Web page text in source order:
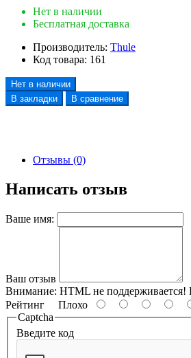
Нет в наличии
Бесплатная доставка
Производитель: Thule
Код товара: 161
Нет в наличии
В закладки
В сравнение
Отзывы (0)
Написать отзыв
Ваше имя:
Ваш отзыв
Внимание: HTML не поддерживается!
Рейтинг Плохо
Captcha
Введите код